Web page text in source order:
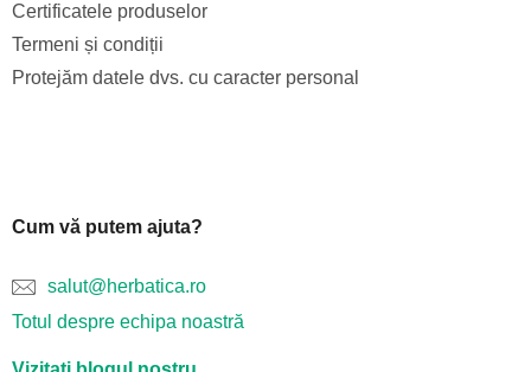
Certificatele produselor
Termeni și condiții
Protejăm datele dvs. cu caracter personal
Cum vă putem ajuta?
salut@herbatica.ro
Totul despre echipa noastră